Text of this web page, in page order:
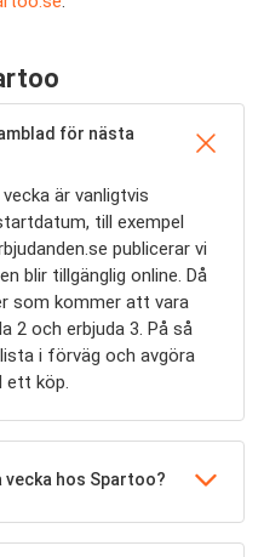
för nästa
är vanligtvis
till exempel
publicerar vi
blir tillgänglig online. Då
som kommer att vara
2 och erbjuda 3. På så
i förväg och avgöra
ett köp.
vecka hos Spartoo?